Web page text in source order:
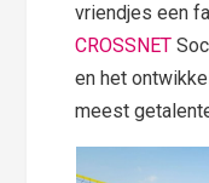
vriendjes een
CROSSNET
en het
meest